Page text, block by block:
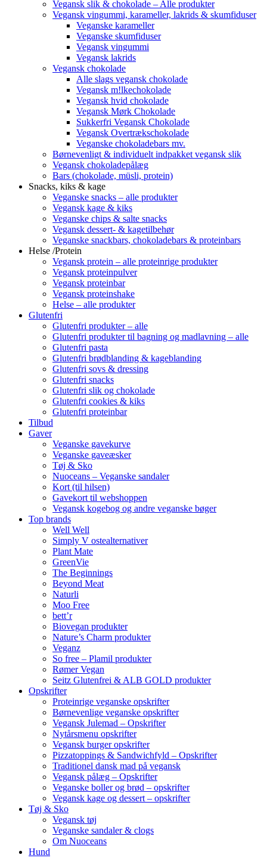
Vegansk slik & chokolade – Alle produkter
Vegansk vingummi, karameller, lakrids & skumfiduser
Veganske karameller
Veganske skumfiduser
Vegansk vingummi
Vegansk lakrids
Vegansk chokolade
Alle slags vegansk chokolade
Vegansk m!lkechokolade
Vegansk hvid chokolade
Vegansk Mørk Chokolade
Sukkerfri Vegansk Chokolade
Vegansk Overtrækschokolade
Veganske chokoladebars mv.
Børnevenligt & individuelt indpakket vegansk slik
Vegansk chokoladepålæg
Bars (chokolade, müsli, protein)
Snacks, kiks & kage
Veganske snacks – alle produkter
Vegansk kage & kiks
Veganske chips & salte snacks
Vegansk dessert- & kagetilbehør
Veganske snackbars, chokoladebars & proteinbars
Helse /Protein
Vegansk protein – alle proteinrige produkter
Vegansk proteinpulver
Vegansk proteinbar
Vegansk proteinshake
Helse – alle produkter
Glutenfri
Glutenfri produkter – alle
Glutenfri produkter til bagning og madlavning – alle
Glutenfri pasta
Glutenfri brødblanding & kageblanding
Glutenfri sovs & dressing
Glutenfri snacks
Glutenfri slik og chokolade
Glutenfri cookies & kiks
Glutenfri proteinbar
Tilbud
Gaver
Veganske gavekurve
Veganske gaveæsker
Tøj & Sko
Nuoceans – Veganske sandaler
Kort (til hilsen)
Gavekort til webshoppen
Vegansk kogebog og andre veganske bøger
Top brands
Well Well
Simply V ostealternativer
Plant Mate
GreenVie
The Beginnings
Beyond Meat
Naturli
Moo Free
bett’r
Biovegan produkter
Nature’s Charm produkter
Veganz
So free – Plamil produkter
Rømer Vegan
Seitz Glutenfrei & ALB GOLD produkter
Opskrifter
Proteinrige veganske opskrifter
Børnevenlige veganske opskrifter
Vegansk Julemad – Opskrifter
Nytårsmenu opskrifter
Vegansk burger opskrifter
Pizzatoppings & Sandwichfyld – Opskrifter
Traditionel dansk mad på vegansk
Vegansk pålæg – Opskrifter
Veganske boller og brød – opskrifter
Vegansk kage og dessert – opskrifter
Tøj & Sko
Vegansk tøj
Veganske sandaler & clogs
Om Nuoceans
Hund